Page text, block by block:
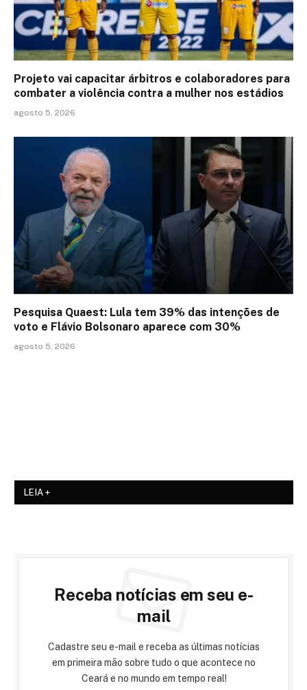
Projeto vai capacitar árbitros e colaboradores para
combater a violência contra a mulher nos estádios
agosto 5, 2026
Pesquisa Quaest: Lula tem 39% das intenções de
voto e Flávio Bolsonaro aparece com 30%
agosto 5, 2026
LEIA +
Receba notícias em seu e-
mail
Cadastre seu e-mail e receba as últimas notícias
em primeira mão sobre tudo o que acontece no
Ceará e no mundo em tempo real!